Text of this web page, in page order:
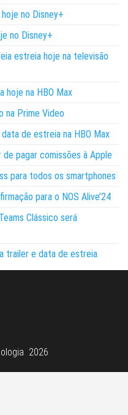
no Disney+
no Disney+
estreia hoje na televisão
hoje na HBO Max
na Prime Video
de estreia na HBO Max
pagar comissões à Apple
para todos os smartphones
para o NOS Alive’24
Clássico será
trailer e data de estreia
2026